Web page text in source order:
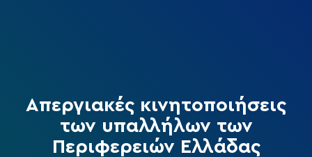
Απεργιακές κινητοποιήσεις
των υπαλλήλων των
Περιφερειών Ελλάδας